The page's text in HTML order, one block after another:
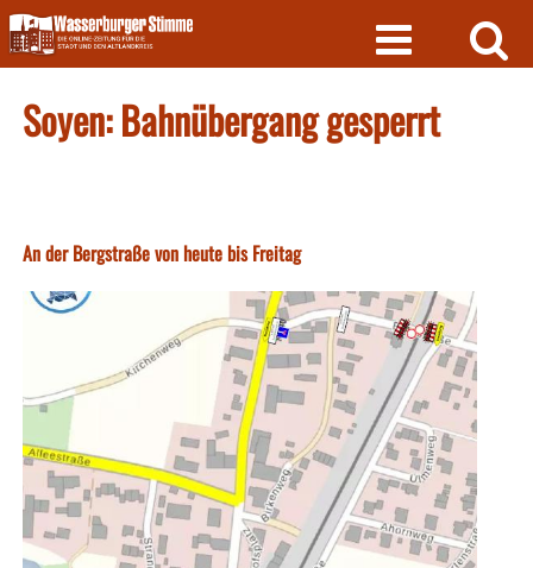
Skip
to
content
Soyen: Bahnübergang gesperrt
An der Bergstraße von heute bis Freitag